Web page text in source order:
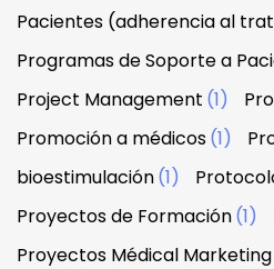
Pacientes (adherencia al
Programas de Soporte a
Project Management (1)
Promoción a médicos(1)
bioestimulación(1)
Proyectos de Formación(1)
Proyectos Médical Marketing